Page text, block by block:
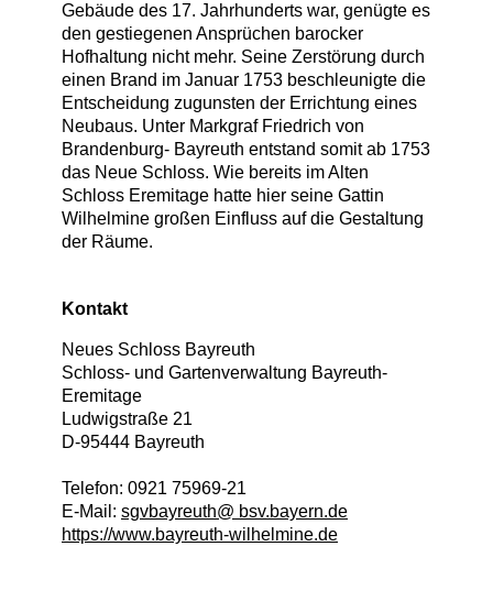
Gebäude des 17. Jahrhunderts war, genügte es
den gestiegenen Ansprüchen barocker
Hofhaltung nicht mehr. Seine Zerstörung durch
einen Brand im Januar 1753 beschleunigte die
Entscheidung zugunsten der Errichtung eines
Neubaus. Unter Markgraf Friedrich von
Brandenburg- Bayreuth entstand somit ab 1753
das Neue Schloss. Wie bereits im Alten
Schloss Eremitage hatte hier seine Gattin
Wilhelmine großen Einfluss auf die Gestaltung
der Räume.
Kontakt
Neues Schloss Bayreuth
Schloss- und Gartenverwaltung Bayreuth-
Eremitage
Ludwigstraße 21
D-95444 Bayreuth
Telefon: 0921 75969-21
E-Mail: sgvbayreuth@ bsv.bayern.de
https://www.bayreuth-wilhelmine.de